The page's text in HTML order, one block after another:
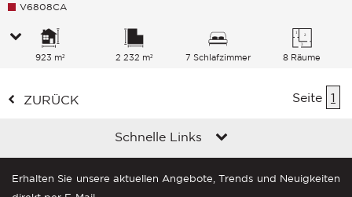
V6808CA
923 m² 2 232 m² 7 Schlafzimmer 8 Räume
ZURÜCK Seite 1
Schnelle Links
Erhalten Sie unsere aktuellen Angebote, Trends und Neuigkeiten